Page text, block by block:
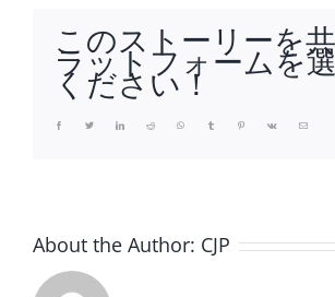
このストーリーを
ラットフォームを
ください！
FacebookTwitter LinkedInReddit Whatsapp Tumblr PinterestVk Email
About the Author: CJP